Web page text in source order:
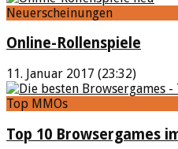
Neuerscheinungen
Online-Rollenspiele
11. Januar 2017 (23:32)
Top MMOs
Top 10 Browsergames